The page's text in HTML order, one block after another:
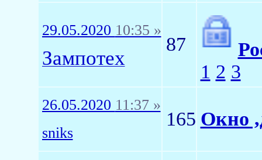
29.05.2020 10:35 »
Зампотех
87
1 2 3
26.05.2020 11:37 »
sniks
165 Окно